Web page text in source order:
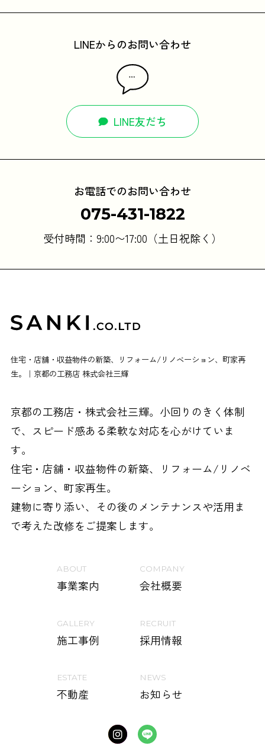
LINEからのお問い合わせ
LINE友だち
お電話でのお問い合わせ
075-431-1822
受付時間：9:00〜17:00（土日祝除く）
住宅・店舗・収益物件の新築、リフォーム/リノベーション、町家再
生。｜京都の工務店 株式会社三輝
京都の工務店・株式会社三輝。小回りのきく体制
で、スピード感ある柔軟な対応を心がけていま
す。
住宅・店舗・収益物件の新築、リフォーム/リノベ
ーション、町家再生。
建物に寄り添い、その後のメンテナンスや活用ま
で考えた改修をご提案します。
ABOUT
事業案内
COMPANY
会社概要
GALLERY
施工事例
RECRUIT
採用情報
ESTATE
不動産
NEWS
お知らせ